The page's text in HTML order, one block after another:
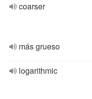
coarser
más grueso
logarithmic